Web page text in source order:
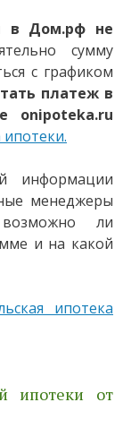
в Дом.рф не
сумму
с графиком
платеж в
onipoteka.ru
ипотеки.
информации
менеджеры
ли
и на какой
ипотека
ипотеки от